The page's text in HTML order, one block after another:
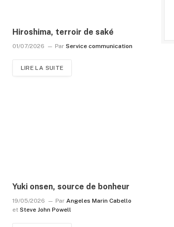
Hiroshima, terroir de saké
01/07/2026 Par Service communication
LIRE LA SUITE
Yuki onsen, source de bonheur
19/05/2026 Par Angeles Marin Cabello
et Steve John Powell